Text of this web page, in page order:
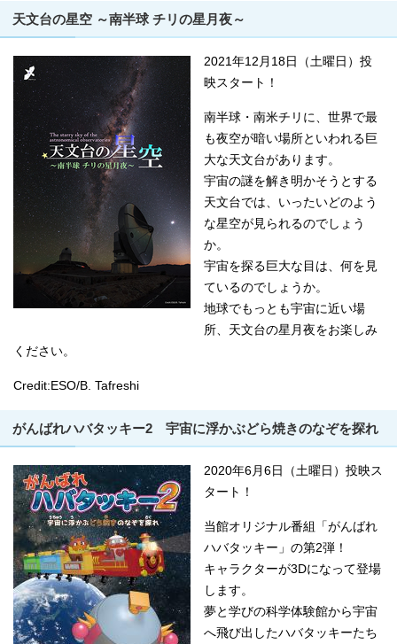
天文台の星空 ～南半球 チリの星月夜～
2021年12月18日（土曜日）投
映スタート！
南半球・南米チリに、世界で最
も夜空が暗い場所といわれる巨
大な天文台があります。
宇宙の謎を解き明かそうとする
天文台では、いったいどのよう
な星空が見られるのでしょう
か。
宇宙を探る巨大な目は、何を見
ているのでしょうか。
地球でもっとも宇宙に近い場
所、天文台の星月夜をお楽しみ
ください。
Credit:ESO/B. Tafreshi
がんばれハバタッキー2 宇宙に浮かぶどら焼きのなぞを探れ
2020年6月6日（土曜日）投映ス
タート！
当館オリジナル番組「がんばれ
ハバタッキー」の第2弾！
キャラクターが3Dになって登場
します。
夢と学びの科学体験館から宇宙
へ飛び出したハバタッキーたち